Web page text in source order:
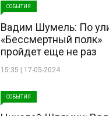
СОБЫТИЯ
Вадим Шумель: По
«Бессмертный полк»
пройдет еще не раз
15:35 | 17-05-2024
СОБЫТИЯ